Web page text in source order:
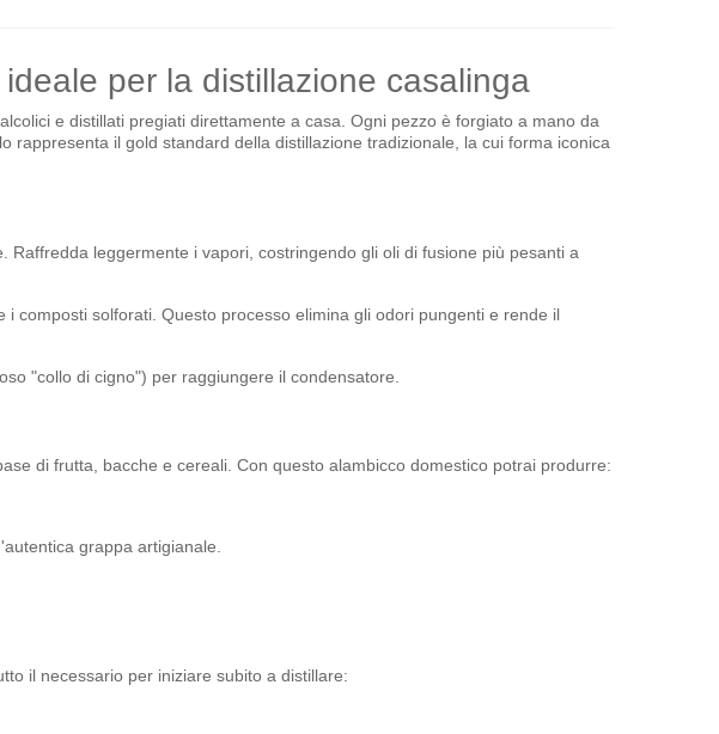
per la distillazione casalinga
e distillati pregiati direttamente a casa . Ogni pezzo è forgiato a mano da
rappresenta il gold standard della distillazione tradizionale, la cui forma iconica
. Raffredda leggermente i vapori, costringendo gli oli di fusione più pesanti a
i composti solforati . Questo processo elimina gli odori pungenti e rende il
"collo di cigno") per raggiungere il condensatore
di frutta, bacche e cereali . Con questo alambicco domestico potrai produrre:
grappa artigianale
il necessario per iniziare subito a distillare: